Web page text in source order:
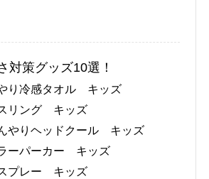
対策グッズ10選！
り冷感タオル キッズ
リング キッズ
やりヘッドクール キッズ
ーパーカー キッズ
プレー キッズ